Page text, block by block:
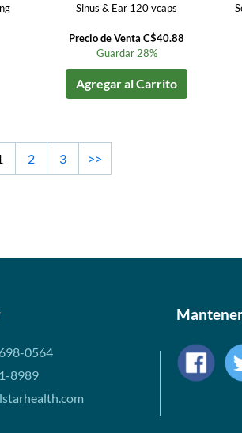
Sinus & Ear 120 vcaps
Precio de Venta C$40.88
Guardar 28%
Agregar al Carrito
2 3 >>
0564
8989